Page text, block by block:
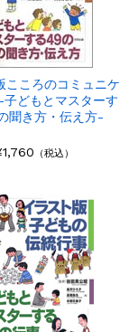
こころのコミュニケ
どもとマスターす
聞き方・伝え方-
（税込）